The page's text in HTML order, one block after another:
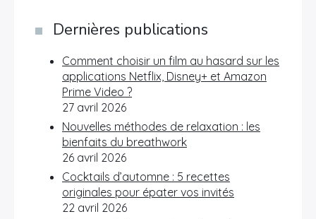
Dernières publications
Comment choisir un film au hasard sur les
applications Netflix, Disney+ et Amazon
Prime Video ?
27 avril 2026
Nouvelles méthodes de relaxation : les
bienfaits du breathwork
26 avril 2026
Cocktails d’automne : 5 recettes
originales pour épater vos invités
22 avril 2026